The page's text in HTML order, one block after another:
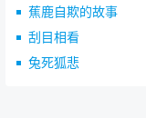
蕉鹿自欺的故事
刮目相看
兔死狐悲